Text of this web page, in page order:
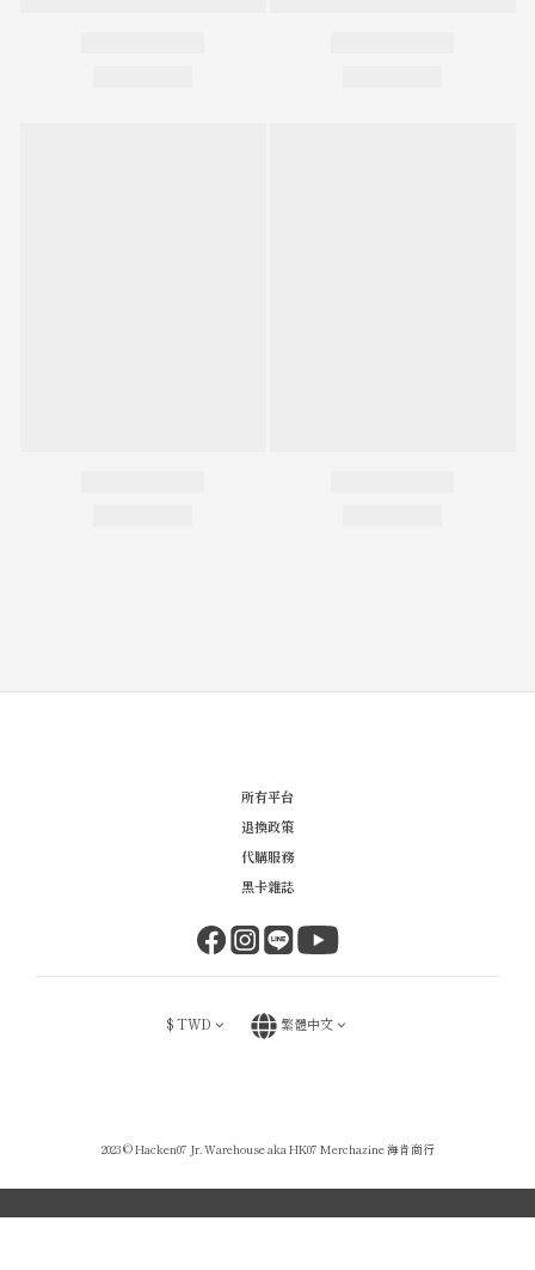
所有平台
退換政策
代購服務
黑卡雜誌
$TWD 繁體中文
2023 © Hacken07 Jr. Warehouse aka HK07 Merchazine 海肯商行